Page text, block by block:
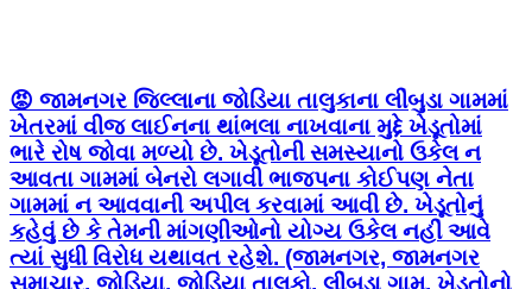
😡 જામનગર જિલ્લાના જોડિયા તાલુકાના લીંબુડા ગામમાં
ખેતરમાં વીજ લાઈનના થાંભલા નાખવાના મુદ્દે ખેડૂતોમાં
ભારે રોષ જોવા મળ્યો છે. ખેડૂતોની સમસ્યાનો ઉકેલ ન
આવતા ગામમાં બેનરો લગાવી ભાજપના કોઈપણ નેતા
ગામમાં ન આવવાની અપીલ કરવામાં આવી છે. ખેડૂતોનું
કહેવું છે કે તેમની માંગણીઓનો યોગ્ય ઉકેલ નહીં આવે
ત્યાં સુધી વિરોધ યથાવત રહેશે. (જામનગર, જામનગર